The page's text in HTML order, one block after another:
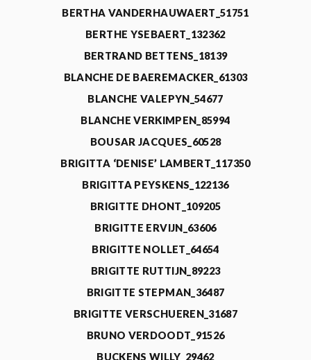
BERTHA VANDERHAUWAERT_51751
BERTHE YSEBAERT_132362
BERTRAND BETTENS_18139
BLANCHE DE BAEREMACKER_61303
BLANCHE VALEPYN_54677
BLANCHE VERKIMPEN_85994
BOUSAR JACQUES_60528
BRIGITTA ‘DENISE’ LAMBERT_117350
BRIGITTA PEYSKENS_122136
BRIGITTE DHONT_109205
BRIGITTE ERVIJN_63606
BRIGITTE NOLLET_64654
BRIGITTE RUTTIJN_89223
BRIGITTE STEPMAN_36487
BRIGITTE VERSCHUEREN_31687
BRUNO VERDOODT_91526
BUCKENS WILLY_29462